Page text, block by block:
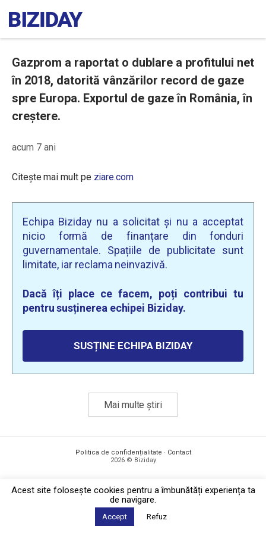
Gazprom a raportat o dublare a profitului net
în 2018, datorită vânzărilor record de gaze
spre Europa. Exportul de gaze în România, în
creștere.
acum 7 ani
Citește mai mult pe ziare.com
Echipa Biziday nu a solicitat și nu a acceptat
nicio formă de finanțare din fonduri
guvernamentale. Spațiile de publicitate sunt
limitate, iar reclama neinvazivă.
Dacă îți place ce facem, poți contribui tu
pentru susținerea echipei Biziday.
SUSȚINE ECHIPA BIZIDAY
Mai multe știri
Politica de confidențialitate · Contact
2026 © Biziday
Acest site foloseşte cookies pentru a îmbunătăți experiența ta
de navigare.
Accept Refuz